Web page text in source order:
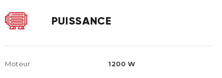
PUISSANCE
Moteur 1200 W